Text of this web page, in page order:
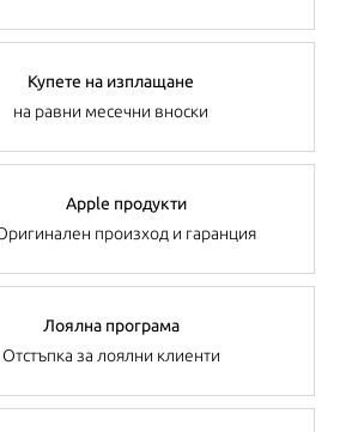
Купете на изплащане
на равни месечни вноски
Apple продукти
произход и гаранция
Лоялна програма
Отстъпка за лоялни клиенти